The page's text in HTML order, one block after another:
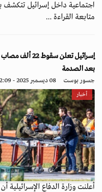
اجتماعية داخل إسرائيل تتكشف
متابعة القراءة ...
بعد الصدمة
جسور بوست 08 ديسمبر 2025 - 12:09
أخبار